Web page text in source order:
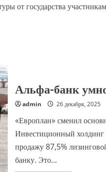
от государства
Альфа-банк
admin 26 декабря, 2025
«Европлан» сменил
Инвестиционный
продажу 87,5%
банку. Это...